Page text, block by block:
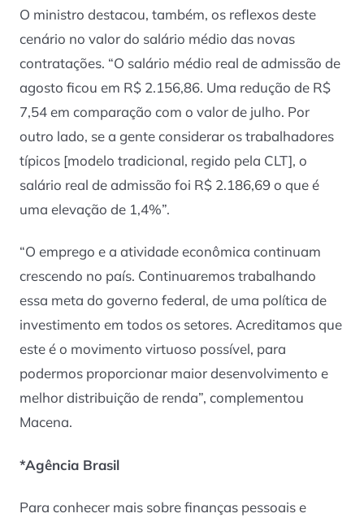
O ministro destacou, também, os reflexos deste
cenário no valor do salário médio das novas
contratações. “O salário médio real de admissão de
agosto ficou em R$ 2.156,86. Uma redução de R$
7,54 em comparação com o valor de julho. Por
outro lado, se a gente considerar os trabalhadores
típicos [modelo tradicional, regido pela CLT], o
salário real de admissão foi R$ 2.186,69 o que é
uma elevação de 1,4%”.
“O emprego e a atividade econômica continuam
crescendo no país. Continuaremos trabalhando
essa meta do governo federal, de uma política de
investimento em todos os setores. Acreditamos que
este é o movimento virtuoso possível, para
podermos proporcionar maior desenvolvimento e
melhor distribuição de renda”, complementou
Macena.
*Agência Brasil
Para conhecer mais sobre finanças pessoais e